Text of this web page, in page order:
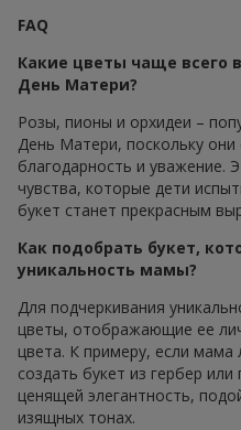
FAQ
Какие цветы чаще всего
День Матери?
Розы, пионы и орхидеи –
День Матери, поскольку
благодарность и уважение.
чувства, которые дети
букет станет прекрасным
Как подобрать букет,
уникальность мамы?
Для подчеркивания
цветы, отображающие ее
цвета. К примеру, если
создать букет из гербер
ценящей элегантность,
изящных тонах.